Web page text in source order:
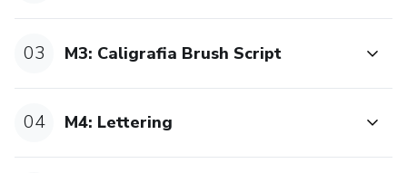
03 M3: Caligrafia Brush Script
04 M4: Lettering